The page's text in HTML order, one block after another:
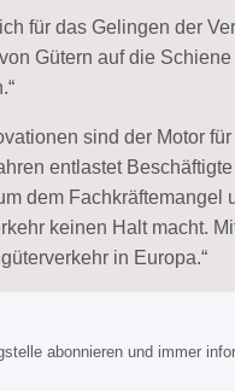
für das Gelingen der
Gütern auf die
sind der Motor
entlastet
dem Fachkräftemangel
keinen Halt macht.
in Europa.“
abonnieren und immer